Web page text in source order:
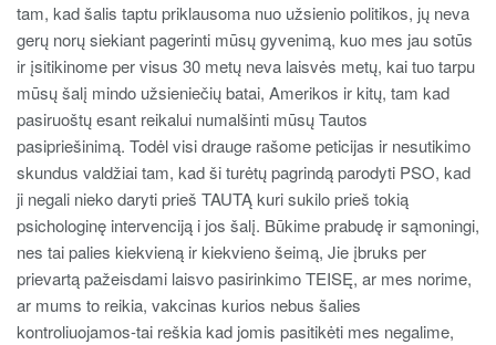
tam, kad šalis taptu priklausoma nuo užsienio politikos, jų neva
gerų norų siekiant pagerinti mūsų gyvenimą, kuo mes jau sotūs
ir įsitikinome per visus 30 metų neva laisvės metų, kai tuo tarpu
mūsų šalį mindo užsieniečių batai, Amerikos ir kitų, tam kad
pasiruoštų esant reikalui numalšinti mūsų Tautos
pasipriešinimą. Todėl visi drauge rašome peticijas ir nesutikimo
skundus valdžiai tam, kad ši turėtų pagrindą parodyti PSO, kad
ji negali nieko daryti prieš TAUTĄ kuri sukilo prieš tokią
psichologinę intervenciją i jos šalį. Būkime prabudę ir sąmoningi,
nes tai palies kiekvieną ir kiekvieno šeimą, Jie įbruks per
prievartą pažeisdami laisvo pasirinkimo TEISĘ, ar mes norime,
ar mums to reikia, vakcinas kurios nebus šalies
kontroliuojamos-tai reškia kad jomis pasitikėti mes negalime,